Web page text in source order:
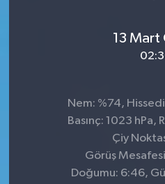
13 Mart
Nem: %74,
Basınç: 1023 hPa,
Çiy
Görüş
Doğumu: 6:46,
Sağlık
Son Dakika